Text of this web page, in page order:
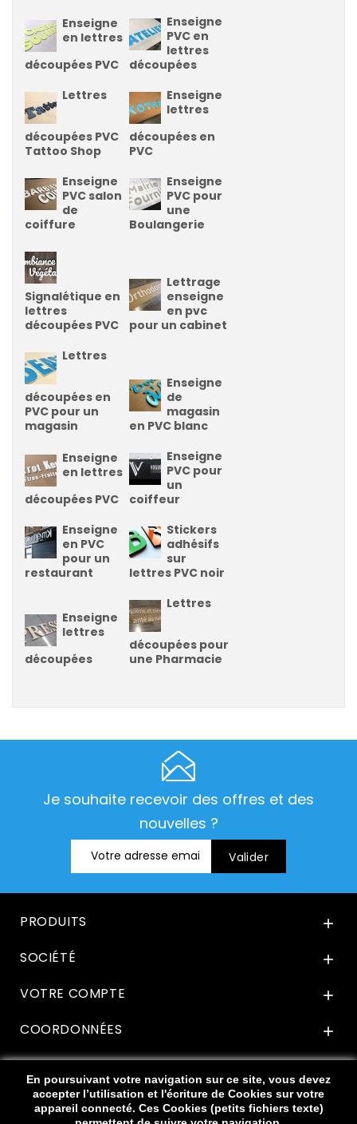
Enseigne
en lettres
découpées PVC
Enseigne
PVC en
lettres
découpées
Lettres
découpées PVC
Tattoo Shop
Enseigne
lettres
découpées en
PVC
Enseigne
PVC salon
de
coiffure
Enseigne
PVC pour
une
Boulangerie
Signalétique en
lettres
découpées PVC
Lettrage
enseigne
en pvc
pour un cabinet
Lettres
découpées en
PVC pour un
magasin
Enseigne
de
magasin
en PVC blanc
Enseigne
en lettres
découpées PVC
Enseigne
PVC pour
un
coiffeur
Enseigne
en PVC
pour un
restaurant
Stickers
adhésifs
sur
lettres PVC noir
Enseigne
lettres
découpées
Lettres
découpées pour
une Pharmacie
Je souhaite recevoir des offres et des
nouvelles ?
PRODUITS 
SOCIÉTÉ 
VOTRE COMPTE 
COORDONNÉES 
En poursuivant votre navigation sur ce site, vous devez
accepter l’utilisation et l'écriture de Cookies sur votre
appareil connecté. Ces Cookies (petits fichiers texte)